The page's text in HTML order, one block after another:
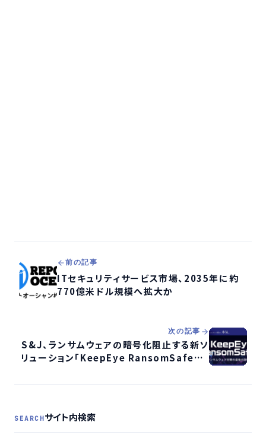
前の記事
ITセキュリティサービス市場、2035年に約
770億米ドル規模へ拡大か
次の記事
S&J、ランサムウェアの暗号化阻止する新ソ
リューション「KeepEye RansomSafe」を
SEARCHサイト内検索